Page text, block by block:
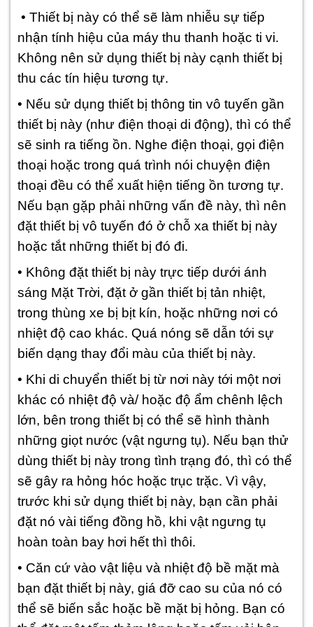
• Thiết bị này có thể sẽ làm nhiễu sự tiếp
nhận tính hiệu của máy thu thanh hoặc ti vi.
Không nên sử dụng thiết bị này cạnh thiết bị
thu các tín hiệu tương tự.
• Nếu sử dụng thiết bị thông tin vô tuyến gần
thiết bị này (như điện thoại di động), thì có thể
sẽ sinh ra tiếng ồn. Nghe điện thoại, gọi điện
thoại hoặc trong quá trình nói chuyện điện
thoại đều có thể xuất hiện tiếng ồn tương tự.
Nếu bạn gặp phải những vấn đề này, thì nên
đặt thiết bị vô tuyến đó ở chỗ xa thiết bị này
hoặc tắt những thiết bị đó đi.
• Không đặt thiết bị này trực tiếp dưới ánh
sáng Mặt Trời, đặt ở gần thiết bị tản nhiệt,
trong thùng xe bị bịt kín, hoặc những nơi có
nhiệt độ cao khác. Quá nóng sẽ dẫn tới sự
biến dạng thay đổi màu của thiết bị này.
• Khi di chuyển thiết bị từ nơi này tới một nơi
khác có nhiệt độ và/ hoặc độ ẩm chênh lệch
lớn, bên trong thiết bị có thể sẽ hình thành
những giọt nước (vật ngưng tụ). Nếu bạn thử
dùng thiết bị này trong tình trạng đó, thì có thể
sẽ gây ra hỏng hóc hoặc trục trặc. Vì vậy,
trước khi sử dụng thiết bị này, bạn cần phải
đặt nó vài tiếng đồng hồ, khi vật ngưng tụ
hoàn toàn bay hơi hết thì thôi.
• Căn cứ vào vật liệu và nhiệt độ bề mặt mà
bạn đặt thiết bị này, giá đỡ cao su của nó có
thể sẽ biến sắc hoặc bề mặt bị hỏng. Bạn có